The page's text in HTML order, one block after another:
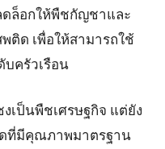
ล็อกให้พืชกัญชาและ
ติด เพื่อให้สามารถใช้
ครัวเรือน
ป็นพืชเศรษฐกิจ แต่ยัง
ที่มีคุณภาพมาตรฐาน